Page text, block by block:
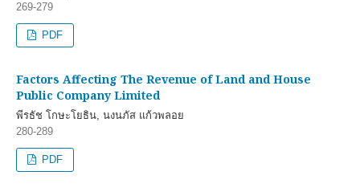
269-279
PDF
Factors Affecting The Revenue of Land and House
Public Company Limited
พีรธัช โกษะโยธิน, นงนภัส แก้วพลอย
280-289
PDF